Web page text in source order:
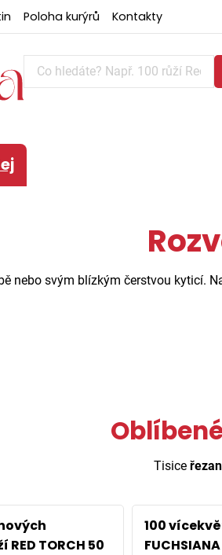
Poloha kurýrů Kontakty
nebo svým blízkým čerstvou kyticí.
Tisice
TORCH 50
100